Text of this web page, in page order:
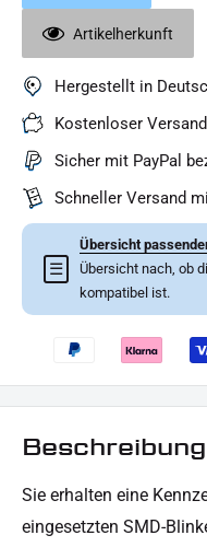
Artikelherkunft
Hergestellt in
Kostenloser
Sicher mit PayPal
Schneller Versand
☰
Übersicht
Übersicht nach, ob
kompatibel ist.
Beschreibung
Sie erhalten eine
eingesetzten SMD-